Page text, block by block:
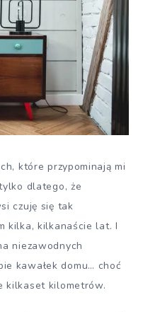
które przypominają mi
dlatego, że
czuję się tak
kilka, kilkanaście lat. I
niezawodnych
kawałek domu… choć
kilkaset kilometrów.